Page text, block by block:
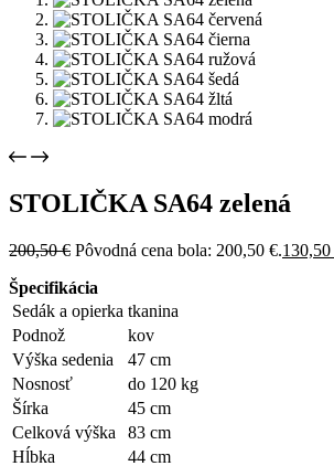
STOLIČKA SA64 zelená
200,50€ Pôvodná cena bola: 200,50 €.130,50
Špecifikácia
Sedák a opierka tkanina
Podnož
kov
Výška sedenia
47 cm
Nosnosť
do 120 kg
Šírka
45 cm
Celková výška
83 cm
Hĺbka
44 cm